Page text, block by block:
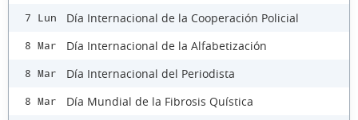
7 Lun Día Internacional de la Cooperación Policial
8 Mar Día Internacional de la Alfabetización
8 Mar Día Internacional del Periodista
8 Mar Día Mundial de la Fibrosis Quística